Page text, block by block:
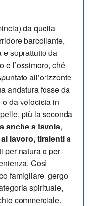
da quella
barcollante,
soprattutto da
e l’ossimoro, ché
all’orizzonte
andatura fosse da
o da velocista in
più la seconda
anche a tavola,
lavoro, tiralenti a
per natura o per
Così
famigliare, gergo
spirituale,
commerciale.